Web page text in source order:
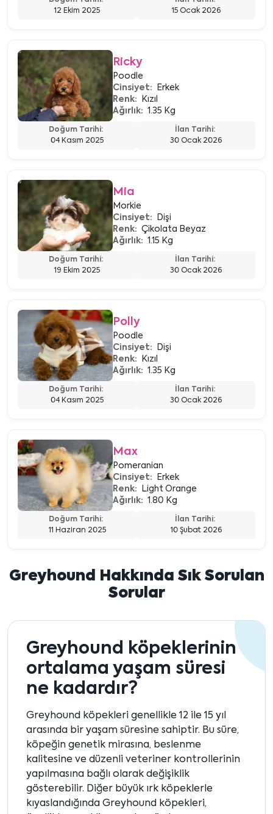
12 Ekim 2025
15 Ocak 2026
Ricky
Poodle
Cinsiyet:
Erkek
Renk:
Kızıl
Ağırlık: 1.35 Kg
Doğum Tarihi:
04 Kasım 2025
İlan Tarihi:
30 Ocak 2026
Mia
Morkie
Cinsiyet:
Dişi
Renk: Çikolata Beyaz
Ağırlık: 1.15 Kg
Doğum Tarihi:
19 Ekim 2025
İlan Tarihi:
30 Ocak 2026
Polly
Poodle
Cinsiyet:
Dişi
Renk:
Kızıl
Ağırlık: 1.35 Kg
Doğum Tarihi:
04 Kasım 2025
İlan Tarihi:
30 Ocak 2026
Max
Pomeranian
Cinsiyet:
Erkek
Renk:
Light Orange
Ağırlık: 1.80 Kg
Doğum Tarihi:
11 Haziran 2025
İlan Tarihi:
10 Şubat 2026
Greyhound Hakkında Sık Sorulan
Sorular
Greyhound köpeklerinin
ortalama yaşam süresi
ne kadardır?
Greyhound köpekleri genellikle 12 ile 15 yıl
arasında bir yaşam süresine sahiptir. Bu süre,
köpeğin genetik mirasına, beslenme
kalitesine ve düzenli veteriner kontrollerinin
yapılmasına bağlı olarak değişiklik
gösterebilir. Diğer büyük ırk köpeklerle
kıyaslandığında Greyhound köpekleri,